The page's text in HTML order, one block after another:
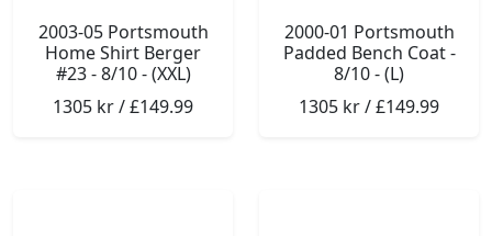
2003-05 Portsmouth
Home Shirt Berger
#23 - 8/10 - (XXL)
1305 kr / £149.99
2000-01 Portsmouth
Padded Bench Coat -
8/10 - (L)
1305 kr / £149.99